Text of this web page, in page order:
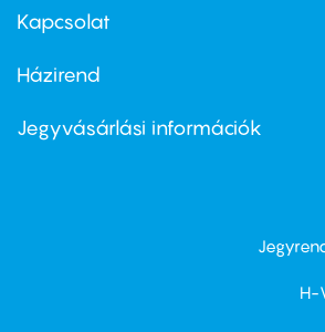
firstKapcsolat
Footer
second
Házirend
Jegyvásárlási információk
H-